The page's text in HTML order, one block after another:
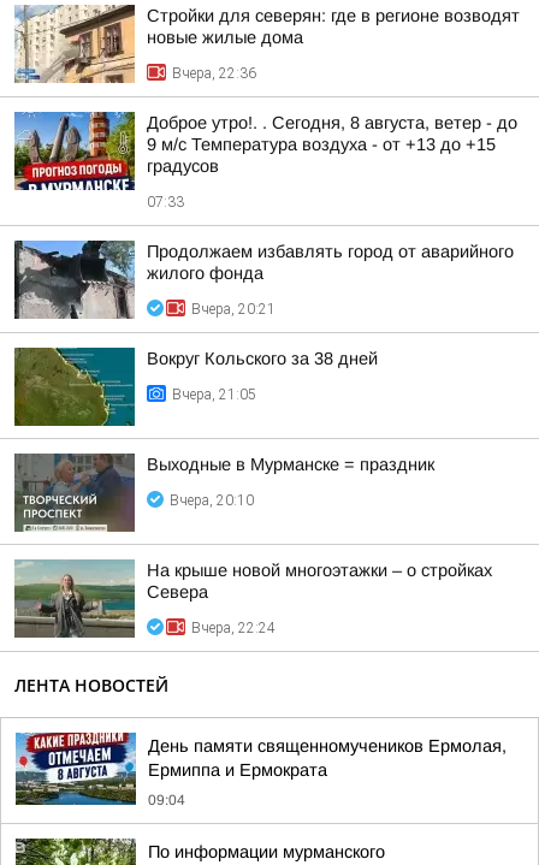
Стройки для северян: где в регионе возводят
новые жилые дома
Вчера, 22:36
Доброе утро!. . Сегодня, 8 августа, ветер - до
9 м/с Температура воздуха - от +13 до +15
градусов
07:33
Продолжаем избавлять город от аварийного
жилого фонда
Вчера, 20:21
Вокруг Кольского за 38 дней
Вчера, 21:05
Выходные в Мурманске = праздник
Вчера, 20:10
На крыше новой многоэтажки – о стройках
Севера
Вчера, 22:24
ЛЕНТА НОВОСТЕЙ
День памяти священномучеников Ермолая,
Ермиппа и Ермократа
09:04
По информации мурманского